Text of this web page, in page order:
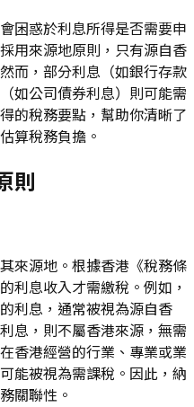
困惑於利息所得是否需要申
用來源地原則，只有源自香
而，部分利息（如銀行存款
如公司債券利息）則可能需
的稅務要點，幫助你清晰了
估算稅務負擔。
則
來源地。根據香港《稅務條
利息收入才需繳稅。例如，
利息，通常被視為源自香
息，則不屬香港來源，無需
香港經營的行業、專業或業
能被視為需課稅。因此，納
關聯性。